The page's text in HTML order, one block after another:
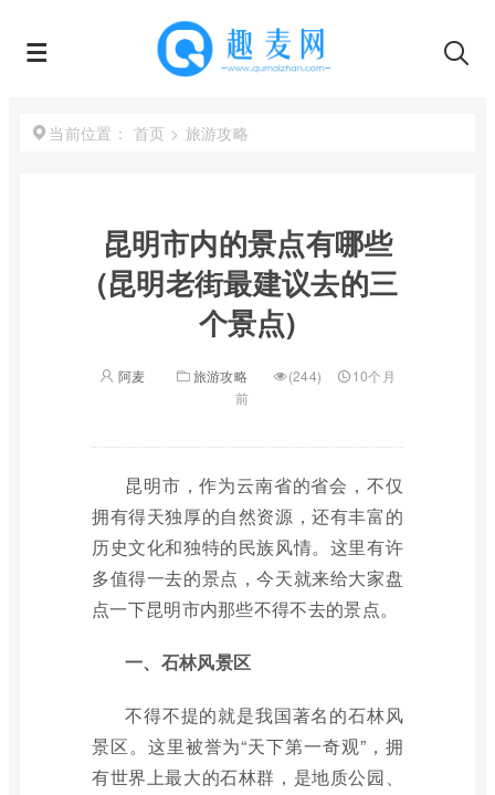
当前位置： 首页 > 旅游攻略
昆明市内的景点有哪些
(昆明老街最建议去的三
个景点)
阿麦 旅游攻略 (244)
10个月
前
昆明市，作为云南省的省会，不仅
拥有得天独厚的自然资源，还有丰富的
历史文化和独特的民族风情。这里有许
多值得一去的景点，今天就来给大家盘
点一下昆明市内那些不得不去的景点。
一、石林风景区
不得不提的就是我国著名的石林风
景区。这里被誉为“天下第一奇观”，拥
有世界上最大的石林群，是地质公园、